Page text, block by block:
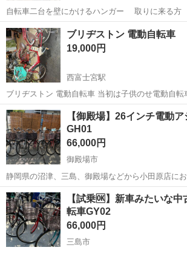
自転車二台を壁にかけるハンガー 取りに来る方
静岡 島田市 その他
ブリヂストン 電動自転車
19,000円
西富士宮駅
ブリヂストン 電動自転車 当初は子供のせ電動自転
動自転車に改造 しました（買い物カゴを取り付け
サイズは前が24インチ新品 後ろ26インチです充電
回の充電で約15km 走...
静岡 富士宮市 西富士宮駅 電動アシ
【御殿場】26インチ電動
GH01
66,000円
御殿場市
静岡県の沼津、三島、御殿場などから小田原店にお
えており、 静岡県東部も配達エリアに加わりまし
で2台買えちゃいます！ 新車みたいなアシスト車シリーズ ⭐️26インチ
のママチャリ...
静岡 御殿場市 電動アシスト自転車
【試乗🆗】新車みたいな
転車GY02
66,000円
三島市